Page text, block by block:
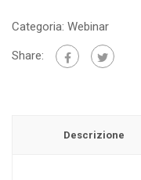
Categoria: Webinar
Share:
Descrizione